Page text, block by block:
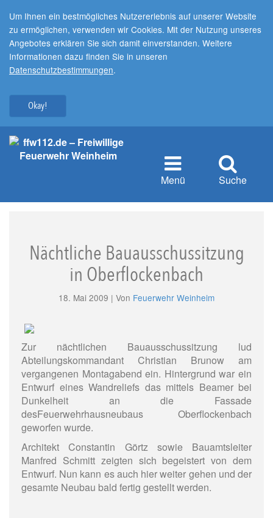
Um Ihnen ein bestmögliches Nutzererlebnis auf unserer Website
zu ermöglichen, verwenden wir Cookies. Mit der Nutzung unseres
Angebotes erklären Sie sich damit einverstanden. Weitere
Informationen dazu finden Sie in unseren
Datenschutzbestimmungen.
Okay!
Menü Suche
Nächtliche Bauausschussitzung
in Oberflockenbach
18. Mai 2009 | Von Feuerwehr Weinheim
Zur nächtlichen Bauausschussitzung lud
Abteilungskommandant Christian Brunow am
vergangenen Montagabend ein. Hintergrund war ein
Entwurf eines Wandreliefs das mittels Beamer bei
Dunkelheit an die Fassade
desFeuerwehrhausneubaus Oberflockenbach
geworfen wurde.
Architekt Constantin Görtz sowie Bauamtsleiter
Manfred Schmitt zeigten sich begeistert von dem
Entwurf. Nun kann es auch hier weiter gehen und der
gesamte Neubau bald fertig gestellt werden.